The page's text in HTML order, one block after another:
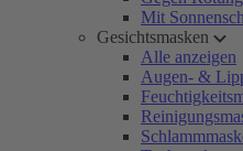
Mit
Gesichtsmasken
Alle anzeigen
Augen- &